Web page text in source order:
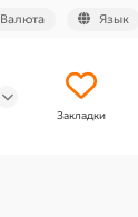
Валюта Язык
Закладки